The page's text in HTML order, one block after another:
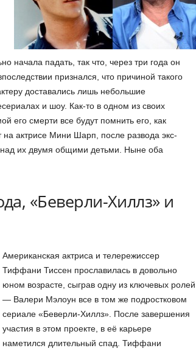
начала падать, так что, через три года он
признался, что причиной такого
доставались лишь небольшие
и шоу. Как-то в одном из своих
его смерти все будут помнить его, как
актрисе Мини Шарп, после развода экс-
над их двумя общими детьми. Ныне оба
«Беверли-Хиллз» и
Американская актриса и телережиссер
Тиффани Тиссен прославилась в довольно
юном возрасте, сыграв одну из ключевых ролей
— Валери Мэлоун все в том же подростковом
сериале «Беверли-Хиллз». После завершения
участия в этом проекте, в её карьере
наметился длительный спад. Тиффани